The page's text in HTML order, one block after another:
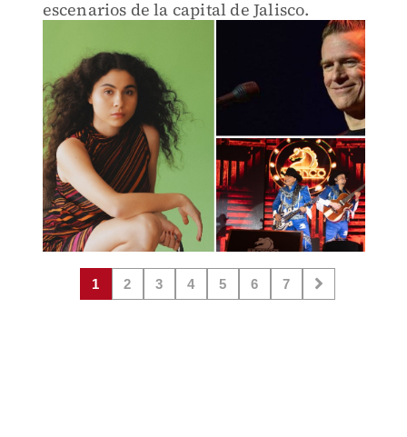
escenarios de la capital de Jalisco.
1 2 3 4 5 6 7